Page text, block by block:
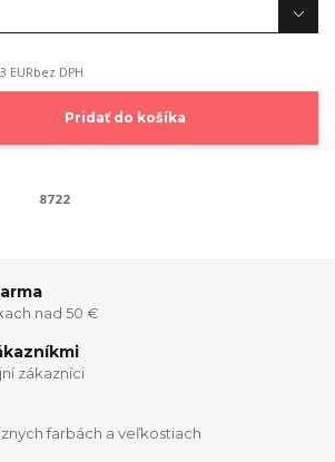
EURbez DPH
Pridať do košíka
8722
nad 50 €
zákazníci
farbách a veľkostiach